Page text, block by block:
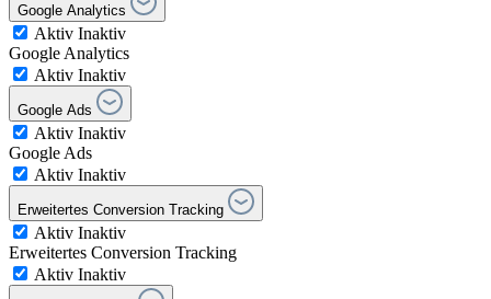
Google Analytics
Aktiv Inaktiv
Google Analytics
Aktiv Inaktiv
Google Ads
Aktiv Inaktiv
Google Ads
Aktiv Inaktiv
Erweitertes Conversion Tracking
Aktiv Inaktiv
Erweitertes Conversion Tracking
Aktiv Inaktiv